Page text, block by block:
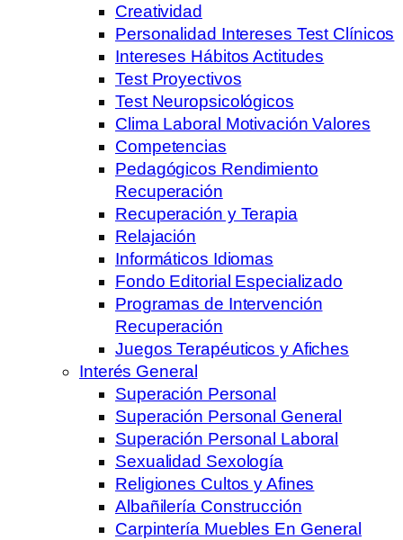
Creatividad
Personalidad Intereses Test Clínicos
Intereses Hábitos Actitudes
Test Proyectivos
Test Neuropsicológicos
Clima Laboral Motivación Valores
Competencias
Pedagógicos Rendimiento
Recuperación
Recuperación y Terapia
Relajación
Informáticos Idiomas
Fondo Editorial Especializado
Programas de Intervención
Recuperación
Juegos Terapéuticos y Afiches
Interés General
Superación Personal
Superación Personal General
Superación Personal Laboral
Sexualidad Sexología
Religiones Cultos y Afines
Albañilería Construcción
Carpintería Muebles En General